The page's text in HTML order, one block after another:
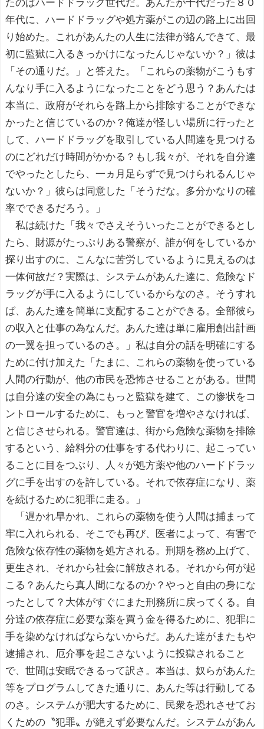
年代に、ハードドラッグや処方薬がこの辺の路上に出回
り始めた。これがあんたの人生に法律が絡んできて、最
初に監獄に入るきっかけになったんじゃないか？」彼は
「その通りだ。」と答えた。「これらの薬物がこうもす
んなり手に入るようになったことをどう思う？あんたは
本当に、政府がそれらを路上から排除することができな
かったと信じているのか？俺達が怪しい場所に行ったと
して、ハードドラッグを取引している人間達を見つける
のにどれだけ時間がかかる？もし我々が、それを自分達
でやったとしたら、一ヵ月足らずで見つけられるんじゃ
ないか？」彼らは同意した「そうだな。多分かなりの確
率でできるだろう。」
私は続けた「我々でさえそういったことができるとし
たら、財源がたっぷりある警察が、誰が何をしているか
探り出すのに、こんなに苦労しているように見えるのは
一体何故だ？実際は、システムがあんた達に、危険なド
ラッグが手に入るようにしているからなのさ。そうすれ
ば、あんた達を簡単に支配することができる。全部彼ら
の収入と仕事の為なんだ。あんた達は単に雇用創出計画
の一翼を担っているのさ。」私は自分の話を明確にする
ために付け加えた「たまに、これらの薬物を使っている
人間の行動が、他の市民を恐怖させることがある。世間
は自分達の安全の為にもっと監獄を建て、この惨状をコ
ントロールするために、もっと警官を増やさなければ、
と信じさせられる。警官達は、街から危険な薬物を排除
するという、給料分の仕事をする代わりに、起こってい
ることに目をつぶり、人々が処方薬や他のハードドラッ
グに手を出すのを許している。それで依存症になり、薬
を続けるために犯罪に走る。」
「遅かれ早かれ、これらの薬物を使う人間は捕まって
牢に入れられる、そこでも再び、医者によって、有害で
危険な依存性の薬物を処方される。刑期を務め上げて、
更生され、それから社会に解放される。それから何が起
こる？あんたら真人間になるのか？やっと自由の身にな
ったとして？大体がすぐにまた刑務所に戻ってくる。自
分達の依存症に必要な薬を買う金を得るために、犯罪に
手を染めなければならないからだ。あんた達がまたもや
逮捕され、厄介事を起こさないように投獄されること
で、世間は安眠できるって訳さ。本当は、奴らがあんた
等をプログラムしてきた通りに、あんた等は行動してる
のさ。システムが肥大するために、民衆を恐れさせてお
くための〝犯罪〟が絶えず必要なんだ。システムがあん